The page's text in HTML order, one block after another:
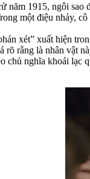
năm 1915, ngôi
một điệu nhảy,
xét” xuất hiện
rằng là nhân vật
chủ nghĩa khoái lạc